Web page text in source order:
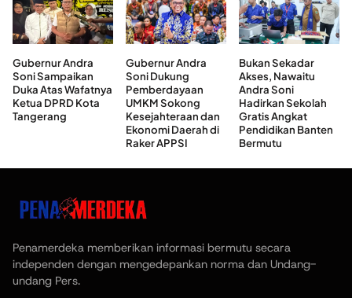
Gubernur Andra
Soni Sampaikan
Duka Atas Wafatnya
Ketua DPRD Kota
Tangerang
Gubernur Andra
Soni Dukung
Pemberdayaan
UMKM Sokong
Kesejahteraan dan
Ekonomi Daerah di
Raker APPSI
Bukan Sekadar
Akses, Nawaitu
Andra Soni
Hadirkan Sekolah
Gratis Angkat
Pendidikan Banten
Bermutu
Penamerdeka memberikan informasi bermutu secara
independen dengan mengedepankan norma dan Undang-
undang Pers.